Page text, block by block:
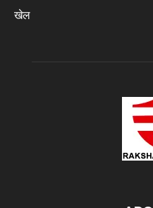
खेल